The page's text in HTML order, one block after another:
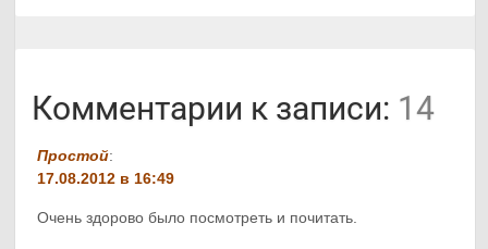
Комментарии к записи: 14
Простой:
17.08.2012 в 16:49
Очень здорово было посмотреть и почитать.